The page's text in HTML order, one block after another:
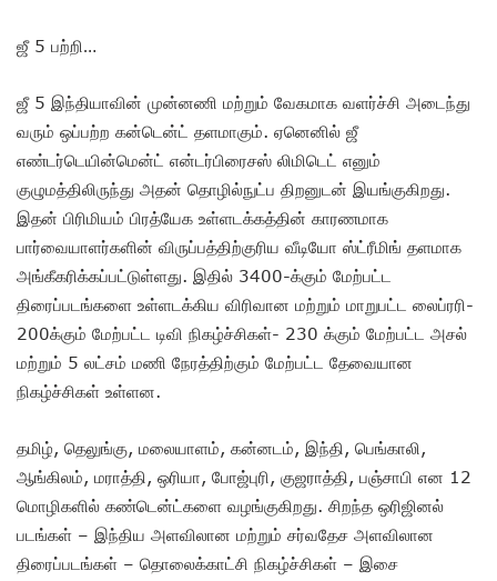
ஜீ 5 பற்றி…
ஜீ 5 இந்தியாவின் முன்னணி மற்றும் வேகமாக வளர்ச்சி அடைந்து
வரும் ஒப்பற்ற கன்டென்ட் தளமாகும். ஏனெனில் ஜீ
எண்டர்டெயின்மென்ட் என்டர்பிரைசஸ் லிமிடெட் எனும்
குழுமத்திலிருந்து அதன் தொழில்நுட்ப திறனுடன் இயங்குகிறது.
இதன் பிரிமியம் பிரத்யேக உள்ளடக்கத்தின் காரணமாக
பார்வையாளர்களின் விருப்பத்திற்குரிய வீடியோ ஸ்ட்ரீமிங் தளமாக
அங்கீகரிக்கப்பட்டுள்ளது. இதில் 3400-க்கும் மேற்பட்ட
திரைப்படங்களை உள்ளடக்கிய விரிவான மற்றும் மாறுபட்ட லைப்ரரி-
200க்கும் மேற்பட்ட டிவி நிகழ்ச்சிகள்- 230 க்கும் மேற்பட்ட அசல்
மற்றும் 5 லட்சம் மணி நேரத்திற்கும் மேற்பட்ட தேவையான
நிகழ்ச்சிகள் உள்ளன.
தமிழ், தெலுங்கு, மலையாளம், கன்னடம், இந்தி, பெங்காலி,
ஆங்கிலம், மராத்தி, ஒரியா, போஜ்புரி, குஜராத்தி, பஞ்சாபி என 12
மொழிகளில் கண்டென்ட்களை வழங்குகிறது. சிறந்த ஒரிஜினல்
படங்கள் – இந்திய அளவிலான மற்றும் சர்வதேச அளவிலான
திரைப்படங்கள் – தொலைக்காட்சி நிகழ்ச்சிகள் – இசை